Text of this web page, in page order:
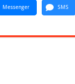
Messenger SMS